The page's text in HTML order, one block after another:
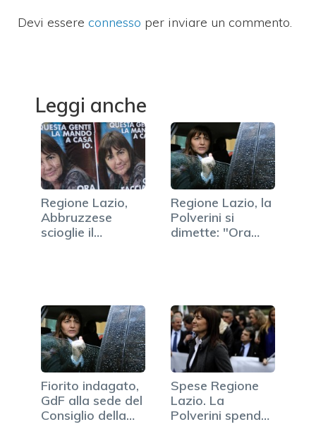
Devi essere connesso per inviare un commento.
Leggi anche
Regione Lazio,
Abbruzzese
scioglie il
Regione Lazio, la
Polverini si
dimette: "Ora
Fiorito indagato,
GdF alla sede del
Consiglio della…
Spese Regione
Lazio. La
Polverini spende